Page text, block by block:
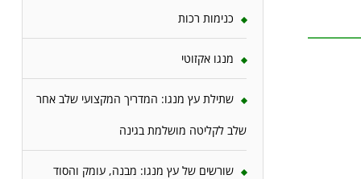
כנימות רכות
מנגו אקזוטי
שתילת עץ מנגו: המדריך המקצועי שלב אחר
שלב לקליטה מושלמת בגינה
שורשים של עץ מנגו: מבנה, עומק והסוד